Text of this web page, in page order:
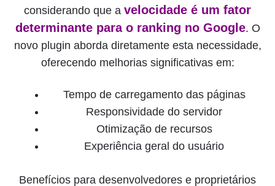
considerando que a velocidade é um fator
determinante para o ranking no Google. O
novo plugin aborda diretamente esta necessidade,
oferecendo melhorias significativas em:
Tempo de carregamento das páginas
Responsividade do servidor
Otimização de recursos
Experiência geral do usuário
Benefícios para desenvolvedores e proprietários